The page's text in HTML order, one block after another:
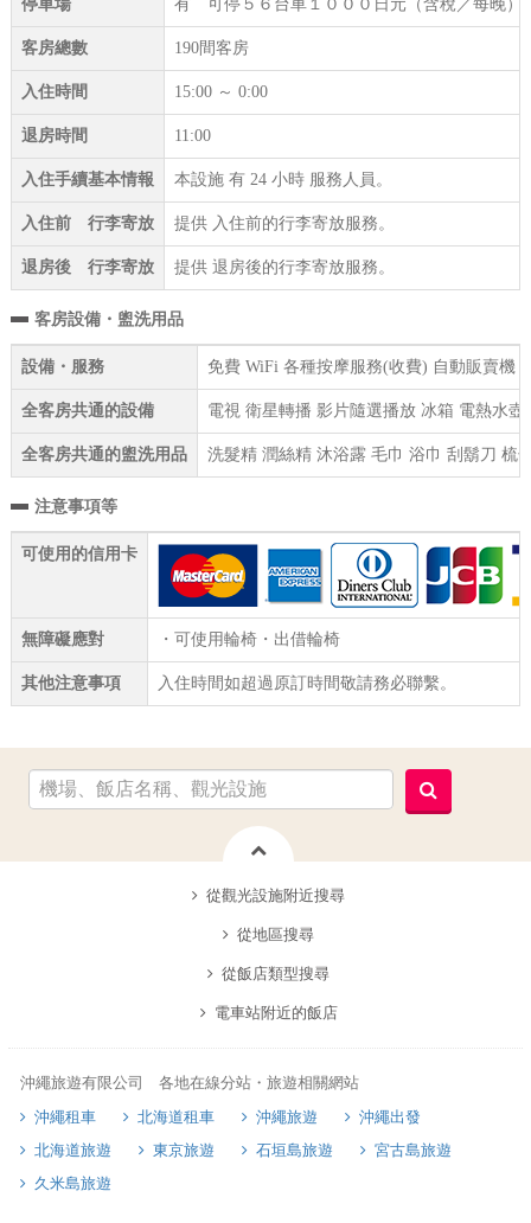
停車場 有 可停５６台車１０００日元（含稅／每晚
客房總數 190間客房
入住時間 15:00 ～ 0:00
退房時間 11:00
入住手續基本情報 本設施 有 24 小時 服務人員。
入住前 行李寄放 提供 入住前的行李寄放服務。
退房後 行李寄放 提供 退房後的行李寄放服務。
客房設備・盥洗用品
設備・服務 免費 WiFi 各種按摩服務(收費) 自動販賣機
全客房共通的設備 電視 衛星轉播 影片隨選播放 冰箱 電熱水
全客房共通的盥洗用品 洗髮精 潤絲精 沐浴露 毛巾 浴巾 刮鬍刀 梳
注意事項等
可使用的信用卡
無障礙應對 ・可使用輪椅・出借輪椅
其他注意事項 入住時間如超過原訂時間敬請務必聯繫。
從觀光設施附近搜尋
從地區搜尋
從飯店類型搜尋
電車站附近的飯店
沖繩旅遊有限公司 各地在線分站・旅遊相關網站
沖繩租車
北海道租車 沖繩旅遊
沖繩出發
北海道旅遊
東京旅遊 石垣島旅遊
宮古島旅遊
久米島旅遊